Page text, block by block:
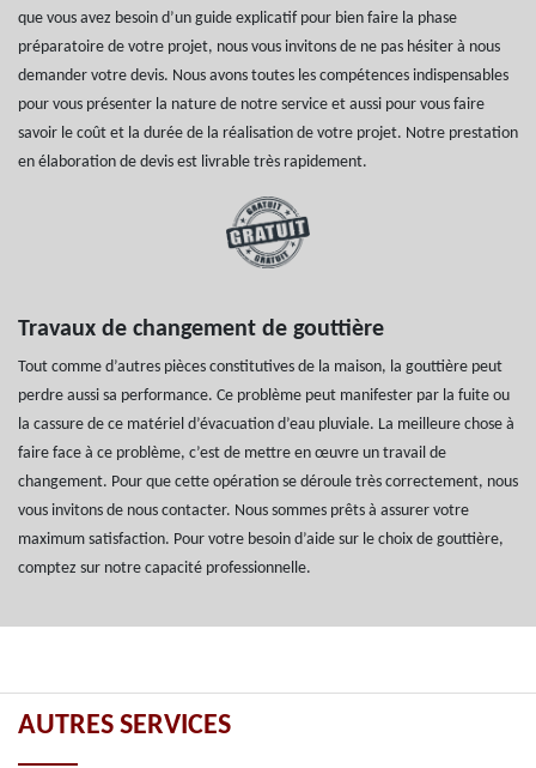
que vous avez besoin d’un guide explicatif pour bien faire la phase
préparatoire de votre projet, nous vous invitons de ne pas hésiter à nous
demander votre devis. Nous avons toutes les compétences indispensables
pour vous présenter la nature de notre service et aussi pour vous faire
savoir le coût et la durée de la réalisation de votre projet. Notre prestation
en élaboration de devis est livrable très rapidement.
Travaux de changement de gouttière
Tout comme d’autres pièces constitutives de la maison, la gouttière peut
perdre aussi sa performance. Ce problème peut manifester par la fuite ou
la cassure de ce matériel d’évacuation d’eau pluviale. La meilleure chose à
faire face à ce problème, c’est de mettre en œuvre un travail de
changement. Pour que cette opération se déroule très correctement, nous
vous invitons de nous contacter. Nous sommes prêts à assurer votre
maximum satisfaction. Pour votre besoin d’aide sur le choix de gouttière,
comptez sur notre capacité professionnelle.
AUTRES SERVICES